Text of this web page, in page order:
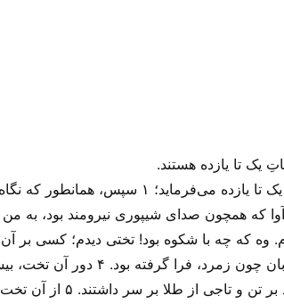
یک تا یازده هستند.
عزیزان، کلامِ خدا در مکاشفه فصلِ چهار،
وه که چه با شکوه بود! تختی دیدم؛ کسی
می‌درخشید. گرداگرد تخت او را
رهبر روحانی نشسته